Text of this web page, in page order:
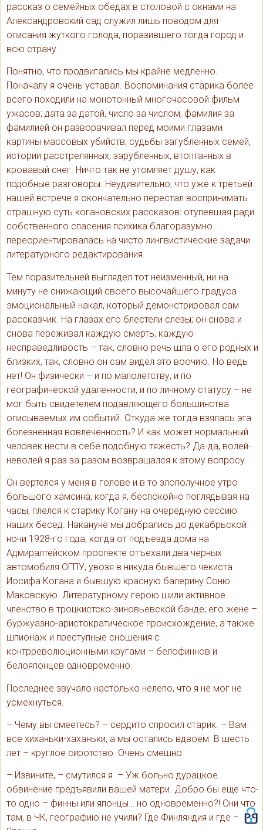
рассказ о семейных обедах в столовой с окнами на
Александровский сад служил лишь поводом для
описания жуткого голода, поразившего тогда город и
всю страну.
Понятно, что продвигались мы крайне медленно.
Поначалу я очень уставал. Воспоминания старика более
всего походили на монотонный многочасовой фильм
ужасов; дата за датой, число за числом, фамилия за
фамилией он разворачивал перед моими глазами
картины массовых убийств, судьбы загубленных семей,
истории расстрелянных, зарубленных, втоптанных в
кровавый снег. Ничто так не утомляет душу, как
подобные разговоры. Неудивительно, что уже к третьей
нашей встрече я окончательно перестал воспринимать
страшную суть когановских рассказов: отупевшая ради
собственного спасения психика благоразумно
переориентировалась на чисто лингвистические задачи
литературного редактирования.
Тем поразительней выглядел тот неизменный, ни на
минуту не снижающий своего высочайшего градуса
эмоциональный накал, который демонстрировал сам
рассказчик. На глазах его блестели слезы; он снова и
снова переживал каждую смерть, каждую
несправедливость – так, словно речь шла о его родных и
близких, так, словно он сам видел это воочию. Но ведь
нет! Он физически – и по малолетству, и по
географической удаленности, и по личному статусу – не
мог быть свидетелем подавляющего большинства
описываемых им событий. Откуда же тогда взялась эта
болезненная вовлеченность? И как может нормальный
человек нести в себе подобную тяжесть? Да-да, волей-
неволей я раз за разом возвращался к этому вопросу.
Он вертелся у меня в голове и в то злополучное утро
большого хамсина, когда я, беспокойно поглядывая на
часы, плелся к старику Когану на очередную сессию
наших бесед. Накануне мы добрались до декабрьской
ночи 1928-го года, когда от подъезда дома на
Адмиралтейском проспекте отъехали два черных
автомобиля ОГПУ, увозя в никуда бывшего чекиста
Иосифа Когана и бывшую красную балерину Соню
Маковскую. Литературному герою шили активное
членство в троцкистско-зиновьевской банде; его жене –
буржуазно-аристократическое происхождение, а также
шпионаж и преступные сношения с
контрреволюционными кругами – белофиннов и
белояпонцев одновременно.
Последнее звучало настолько нелепо, что я не мог не
усмехнуться.
– Чему вы смеетесь? – сердито спросил старик. – Вам
все хиханьки-хаханьки, а мы остались вдвоем. В шесть
лет – круглое сиротство. Очень смешно.
– Извините, – смутился я. – Уж больно дурацкое
обвинение предъявили вашей матери. Добро бы еще что-
то одно – финны или японцы… но одновременно?! Они что
там, в ЧК, географию не учили? Где Финляндия и где –